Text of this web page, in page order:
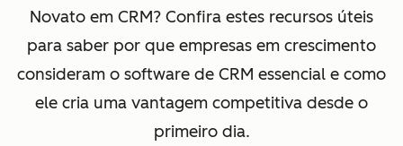
Novato em CRM? Confira estes recursos úteis
para saber por que empresas em crescimento
consideram o software de CRM essencial e como
ele cria uma vantagem competitiva desde o
primeiro dia.